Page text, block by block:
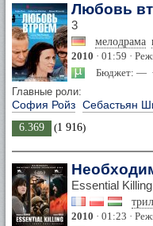
Любовь
3
мелодрама
2010 · 01:59 ·
Бюджет: —
Главные роли:
София Ройз Себастьян
6.369 (1 916)
Essential Killing
2010 · 01:23 ·